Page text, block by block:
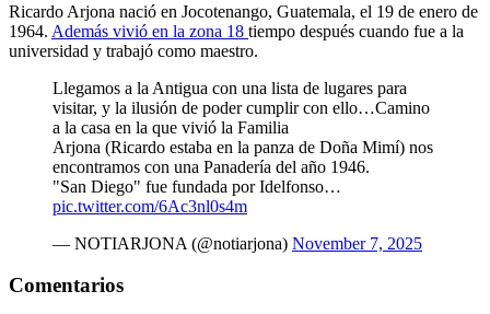
Ricardo Arjona nació en Jocotenango, Guatemala, el 19 de enero de
1964. Además vivió en la zona 18 tiempo después cuando fue a la
universidad y trabajó como maestro.
Llegamos a la Antigua con una lista de lugares para
visitar, y la ilusión de poder cumplir con ello…Camino
a la casa en la que vivió la Familia
Arjona (Ricardo estaba en la panza de Doña Mimí) nos
encontramos con una Panadería del año 1946.
"San Diego" fue fundada por Idelfonso…
pic.twitter.com/6Ac3nl0s4m
— NOTIARJONA (@notiarjona) November 7, 2025
Comentarios